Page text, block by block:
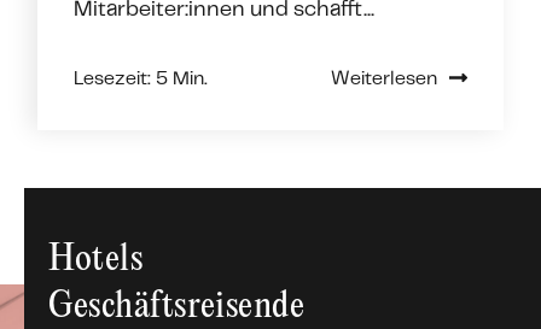
Mitarbeiter:innen und schafft...
Lesezeit: 5 Min. Weiterlesen
Hotels
Geschäfts­reisende